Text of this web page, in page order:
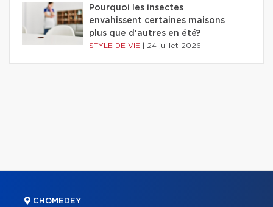
Pourquoi les insectes
envahissent certaines maisons
plus que d'autres en été?
STYLE DE VIE 24 juillet 2026
CHOMEDEY